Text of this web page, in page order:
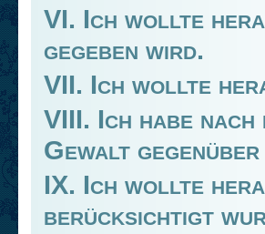
VI. Ich wollte
gegeben wird.
VII. Ich wollte
VIII. Ich habe nach
Gewalt
IX. Ich wollte
berücksichtigt